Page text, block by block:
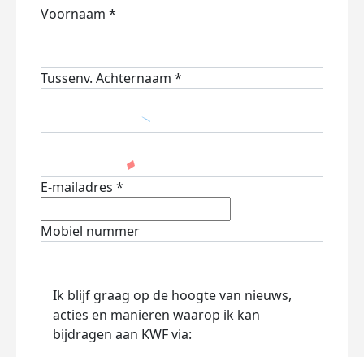
Voornaam *
Tussenv. Achternaam *
E-mailadres *
Mobiel nummer
Ik blijf graag op de hoogte van nieuws,
acties en manieren waarop ik kan
bijdragen aan KWF via: